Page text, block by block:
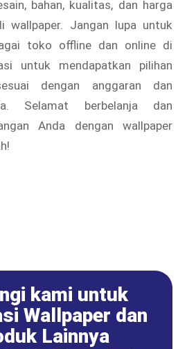
bahan, kualitas, dan harga
wallpaper. Jangan lupa untuk
toko offline dan online di
untuk mendapatkan pilihan
dengan anggaran dan
Selamat berbelanja dan
Anda dengan wallpaper
kami untuk
Wallpaper dan
Lainnya